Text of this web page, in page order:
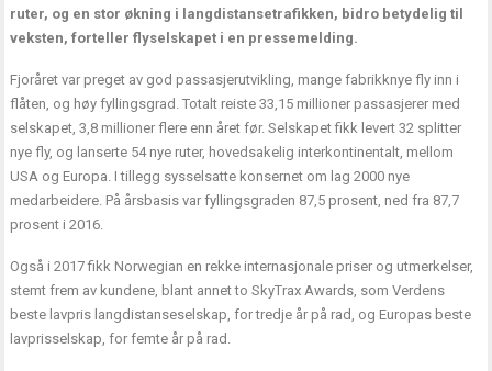
ruter, og en stor økning i langdistansetrafikken, bidro betydelig til
veksten, forteller flyselskapet i en pressemelding.
Fjoråret var preget av god passasjerutvikling, mange fabrikknye fly inn i
flåten, og høy fyllingsgrad. Totalt reiste 33,15 millioner passasjerer med
selskapet, 3,8 millioner flere enn året før. Selskapet fikk levert 32 splitter
nye fly, og lanserte 54 nye ruter, hovedsakelig interkontinentalt, mellom
USA og Europa. I tillegg sysselsatte konsernet om lag 2000 nye
medarbeidere. På årsbasis var fyllingsgraden 87,5 prosent, ned fra 87,7
prosent i 2016.
Også i 2017 fikk Norwegian en rekke internasjonale priser og utmerkelser,
stemt frem av kundene, blant annet to SkyTrax Awards, som Verdens
beste lavpris langdistanseselskap, for tredje år på rad, og Europas beste
lavprisselskap, for femte år på rad.